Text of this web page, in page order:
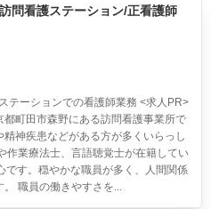
問看護ステーション/正看護師
テーションでの看護師業務 <求人PR>
町田市森野にある訪問看護事業所で
神疾患などがある方が多くいらっし
作業療法士、言語聴覚士が在籍してい
です。穏やかな職員が多く、人間関係
職員の働きやすさを...